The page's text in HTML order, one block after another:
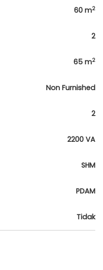
60 m2
2
65 m2
Non Furnished
2
2200 VA
SHM
PDAM
Tidak